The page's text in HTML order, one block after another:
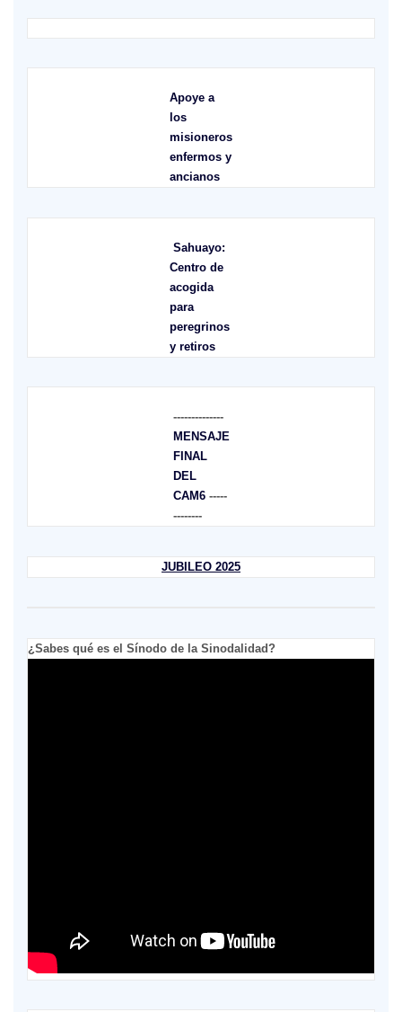
Apoye a
los
misioneros
enfermos y
ancianos
Sahuayo:
Centro de
acogida
para
peregrinos
y retiros
--------------
MENSAJE
FINAL
DEL
CAM6-----
--------
JUBILEO 2025
¿Sabes qué es el Sínodo de la Sinodalidad?